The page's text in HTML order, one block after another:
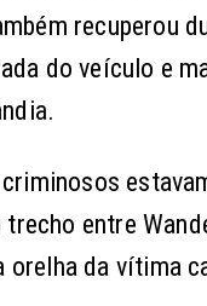
recuperou
do veículo e
entre
da vítima